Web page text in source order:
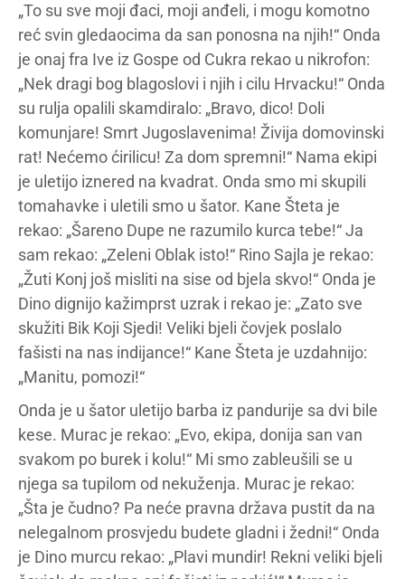
„To su sve moji đaci, moji anđeli, i mogu komotno
reć svin gledaocima da san ponosna na njih!“ Onda
je onaj fra Ive iz Gospe od Cukra rekao u nikrofon:
„Nek dragi bog blagoslovi i njih i cilu Hrvacku!“ Onda
su rulja opalili skamdiralo: „Bravo, dico! Doli
komunjare! Smrt Jugoslavenima! Živija domovinski
rat! Nećemo ćirilicu! Za dom spremni!“ Nama ekipi
je uletijo iznered na kvadrat. Onda smo mi skupili
tomahavke i uletili smo u šator. Kane Šteta je
rekao: „Šareno Dupe ne razumilo kurca tebe!“ Ja
sam rekao: „Zeleni Oblak isto!“ Rino Sajla je rekao:
„Žuti Konj još misliti na sise od bjela skvo!“ Onda je
Dino dignijo kažimprst uzrak i rekao je: „Zato sve
skužiti Bik Koji Sjedi! Veliki bjeli čovjek poslalo
fašisti na nas indijance!“ Kane Šteta je uzdahnijo:
„Manitu, pomozi!“
Onda je u šator uletijo barba iz pandurije sa dvi bile
kese. Murac je rekao: „Evo, ekipa, donija san van
svakom po burek i kolu!“ Mi smo zableušili se u
njega sa tupilom od nekuženja. Murac je rekao:
„Šta je čudno? Pa neće pravna država pustit da na
nelegalnom prosvjedu budete gladni i žedni!“ Onda
je Dino murcu rekao: „Plavi mundir! Rekni veliki bjeli